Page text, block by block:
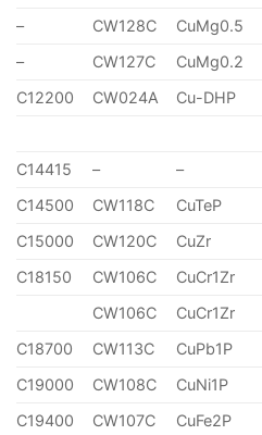
–
CW128C CuMg0.5
–
CW127C CuMg0.2
C12200
CW024A Cu-DHP
C14415 – –
C14500
CW118C CuTeP
C15000
CW120C CuZr
C18150
CW106C CuCr1Zr
CW106C
CuCr1Zr
C18700
CW113C CuPb1P
C19000
CW108C CuNi1P
C19400
CW107C CuFe2P